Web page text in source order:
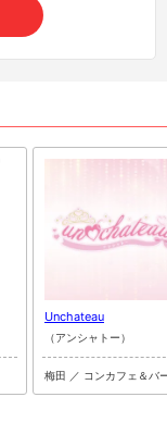
Unchateau
（アンシャトー）
梅田 ／ コンカフェ＆バ